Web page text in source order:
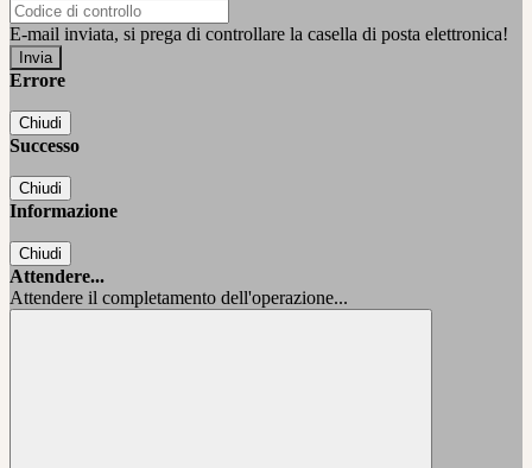
E-mail inviata, si prega di controllare la casella di posta elettronica!
Errore
Chiudi
Successo
Chiudi
Informazione
Chiudi
Attendere...
Attendere il completamento dell'operazione...